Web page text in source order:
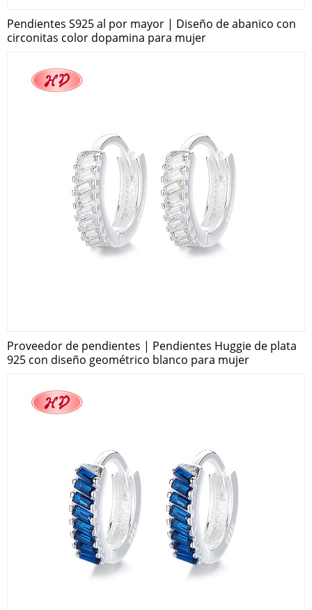
Pendientes S925 al por mayor | Diseño de abanico con
circonitas color dopamina para mujer
Proveedor de pendientes | Pendientes Huggie de plata
925 con diseño geométrico blanco para mujer